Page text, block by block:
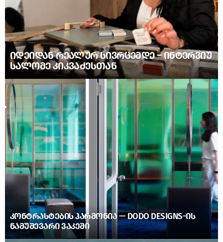
ᲘᲓᲔᲘᲓᲐᲜ ᲠᲔᲐᲚᲣᲠ ᲡᲘᲕᲠᲪᲔᲛᲓᲔ – ᲘᲜᲢᲔᲠᲕᲘᲣ
ᲡᲐᲚᲝᲛᲔ ᲙᲘᲙᲕᲐᲫᲔᲡᲗᲐᲜ
ᲙᲝᲜᲢᲠᲐᲡᲢᲔᲑᲘᲡ ᲰᲐᲠᲛᲝᲜᲘᲐ — DODO DESIGNS-ᲘᲡ
ᲜᲐᲛᲣᲨᲔᲕᲐᲠᲘ ᲕᲐᲙᲔᲨᲘ